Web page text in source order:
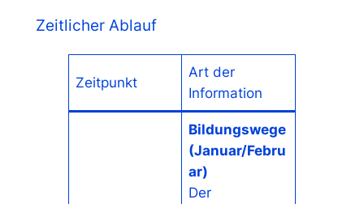
Zeitlicher Ablauf
Zeitpunkt
Art der
Information
Bildungswege
(Januar/Febru
ar)
Der